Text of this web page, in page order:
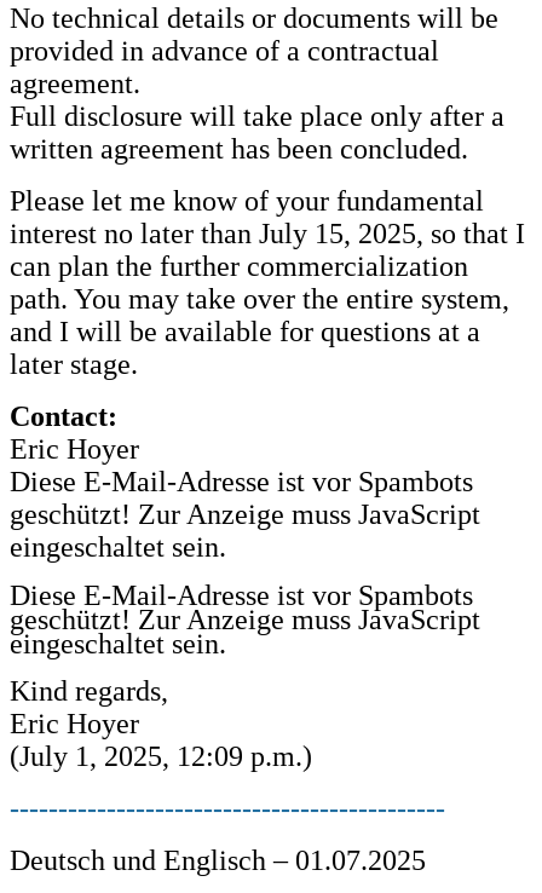
No technical details or documents will be
provided in advance of a contractual
agreement.
Full disclosure will take place only after a
written agreement has been concluded.
Please let me know of your fundamental
interest no later than July 15, 2025, so that I
can plan the further commercialization
path. You may take over the entire system,
and I will be available for questions at a
later stage.
Contact:
Eric Hoyer
Diese E-Mail-Adresse ist vor Spambots
geschützt! Zur Anzeige muss JavaScript
eingeschaltet sein.
Diese E-Mail-Adresse ist vor Spambots
geschützt! Zur Anzeige muss JavaScript
eingeschaltet sein.
Kind regards,
Eric Hoyer
(July 1, 2025, 12:09 p.m.)
---------------------------------------------
Deutsch und Englisch – 01.07.2025